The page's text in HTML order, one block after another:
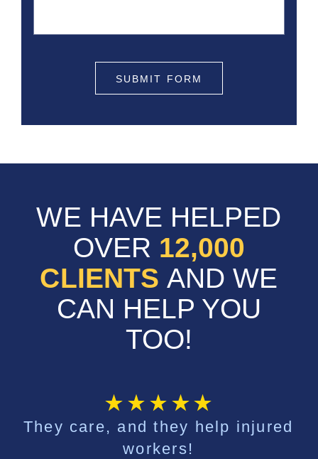
SUBMIT FORM
WE HAVE HELPED
OVER 12,000
CLIENTS AND WE
CAN HELP YOU
TOO!
They care, and they help injured
workers!